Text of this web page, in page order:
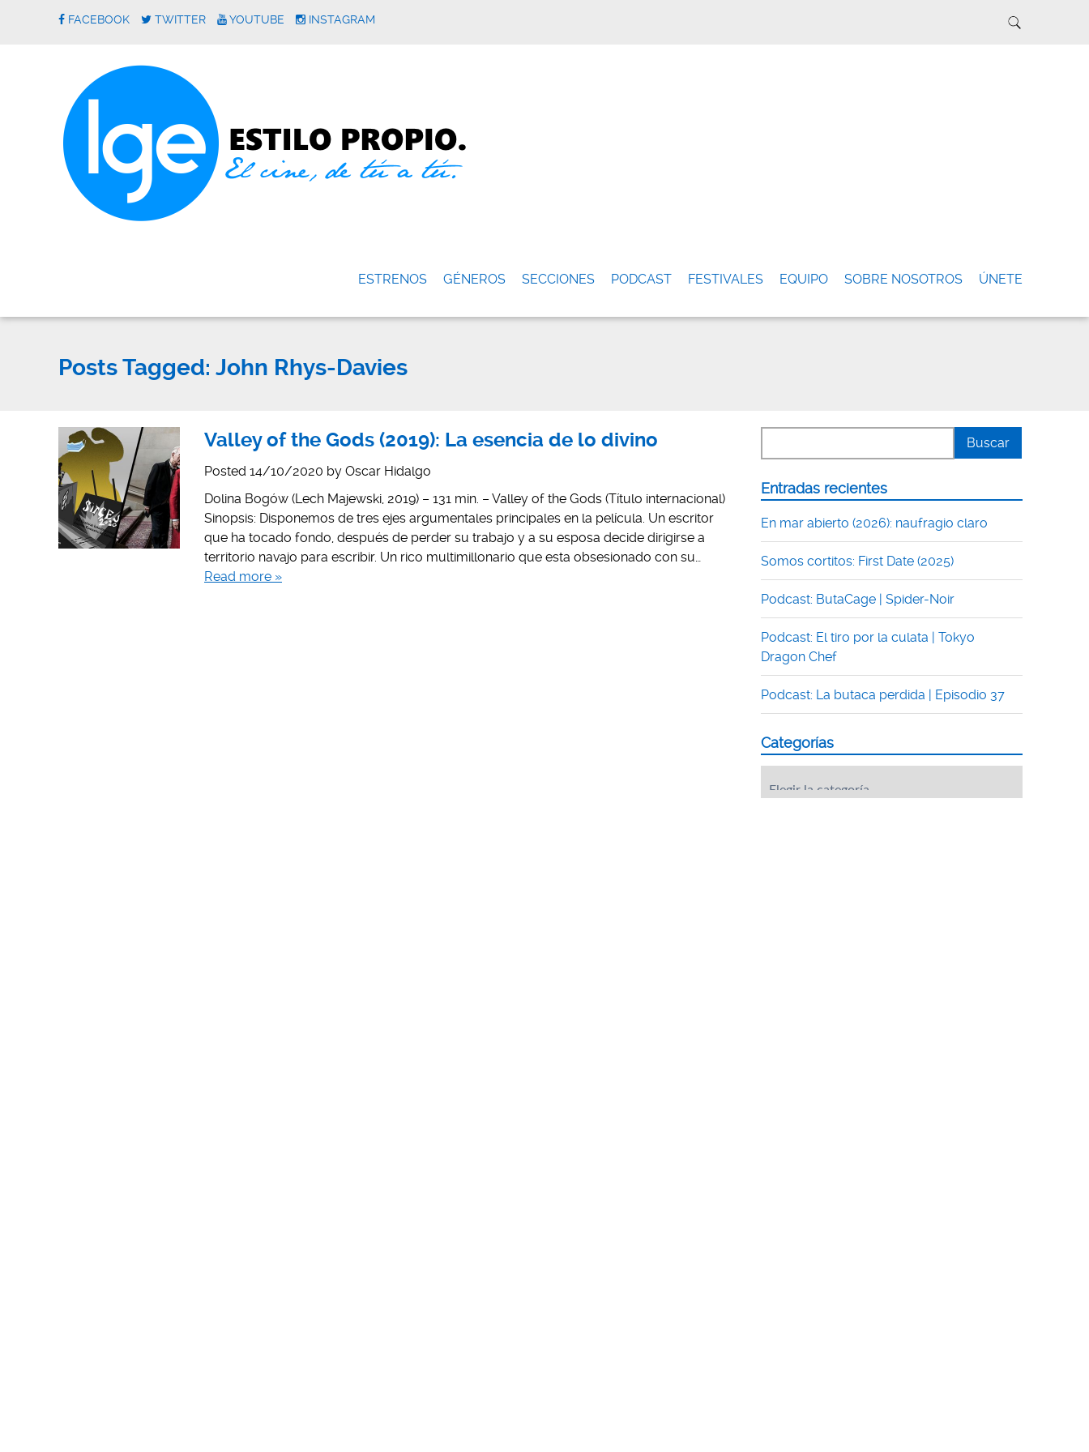
FACEBOOK TWITTER YOUTUBE INSTAGRAM
ESTRENOS GÉNEROS SECCIONES PODCAST FESTIVALES EQUIPO SOBRE NOSOTROS ÚNETE
Posts Tagged: John Rhys-Davies
Valley of the Gods (2019): La esencia de lo divino
Posted 14/10/2020 by Oscar Hidalgo
Dolina Bogów (Lech Majewski, 2019) – 131 min. – Valley of the Gods (Título internacional)
Sinopsis: Disponemos de tres ejes argumentales principales en la película. Un escritor
que ha tocado fondo, después de perder su trabajo y a su esposa decide dirigirse a
territorio navajo para escribir. Un rico multimillonario que esta obsesionado con su…
Read more »
Entradas recientes
En mar abierto (2026): naufragio claro
Somos cortitos: First Date (2025)
Podcast: ButaCage | Spider-Noir
Podcast: El tiro por la culata | Tokyo
Dragon Chef
Podcast: La butaca perdida | Episodio 37
Categorías